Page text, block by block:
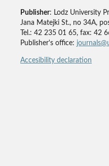
Publisher: Lodz University
Jana Matejki St., no 34A,
Tel.: 42 235 01 65, fax: 42
Publisher's office:
Accesibility declaration